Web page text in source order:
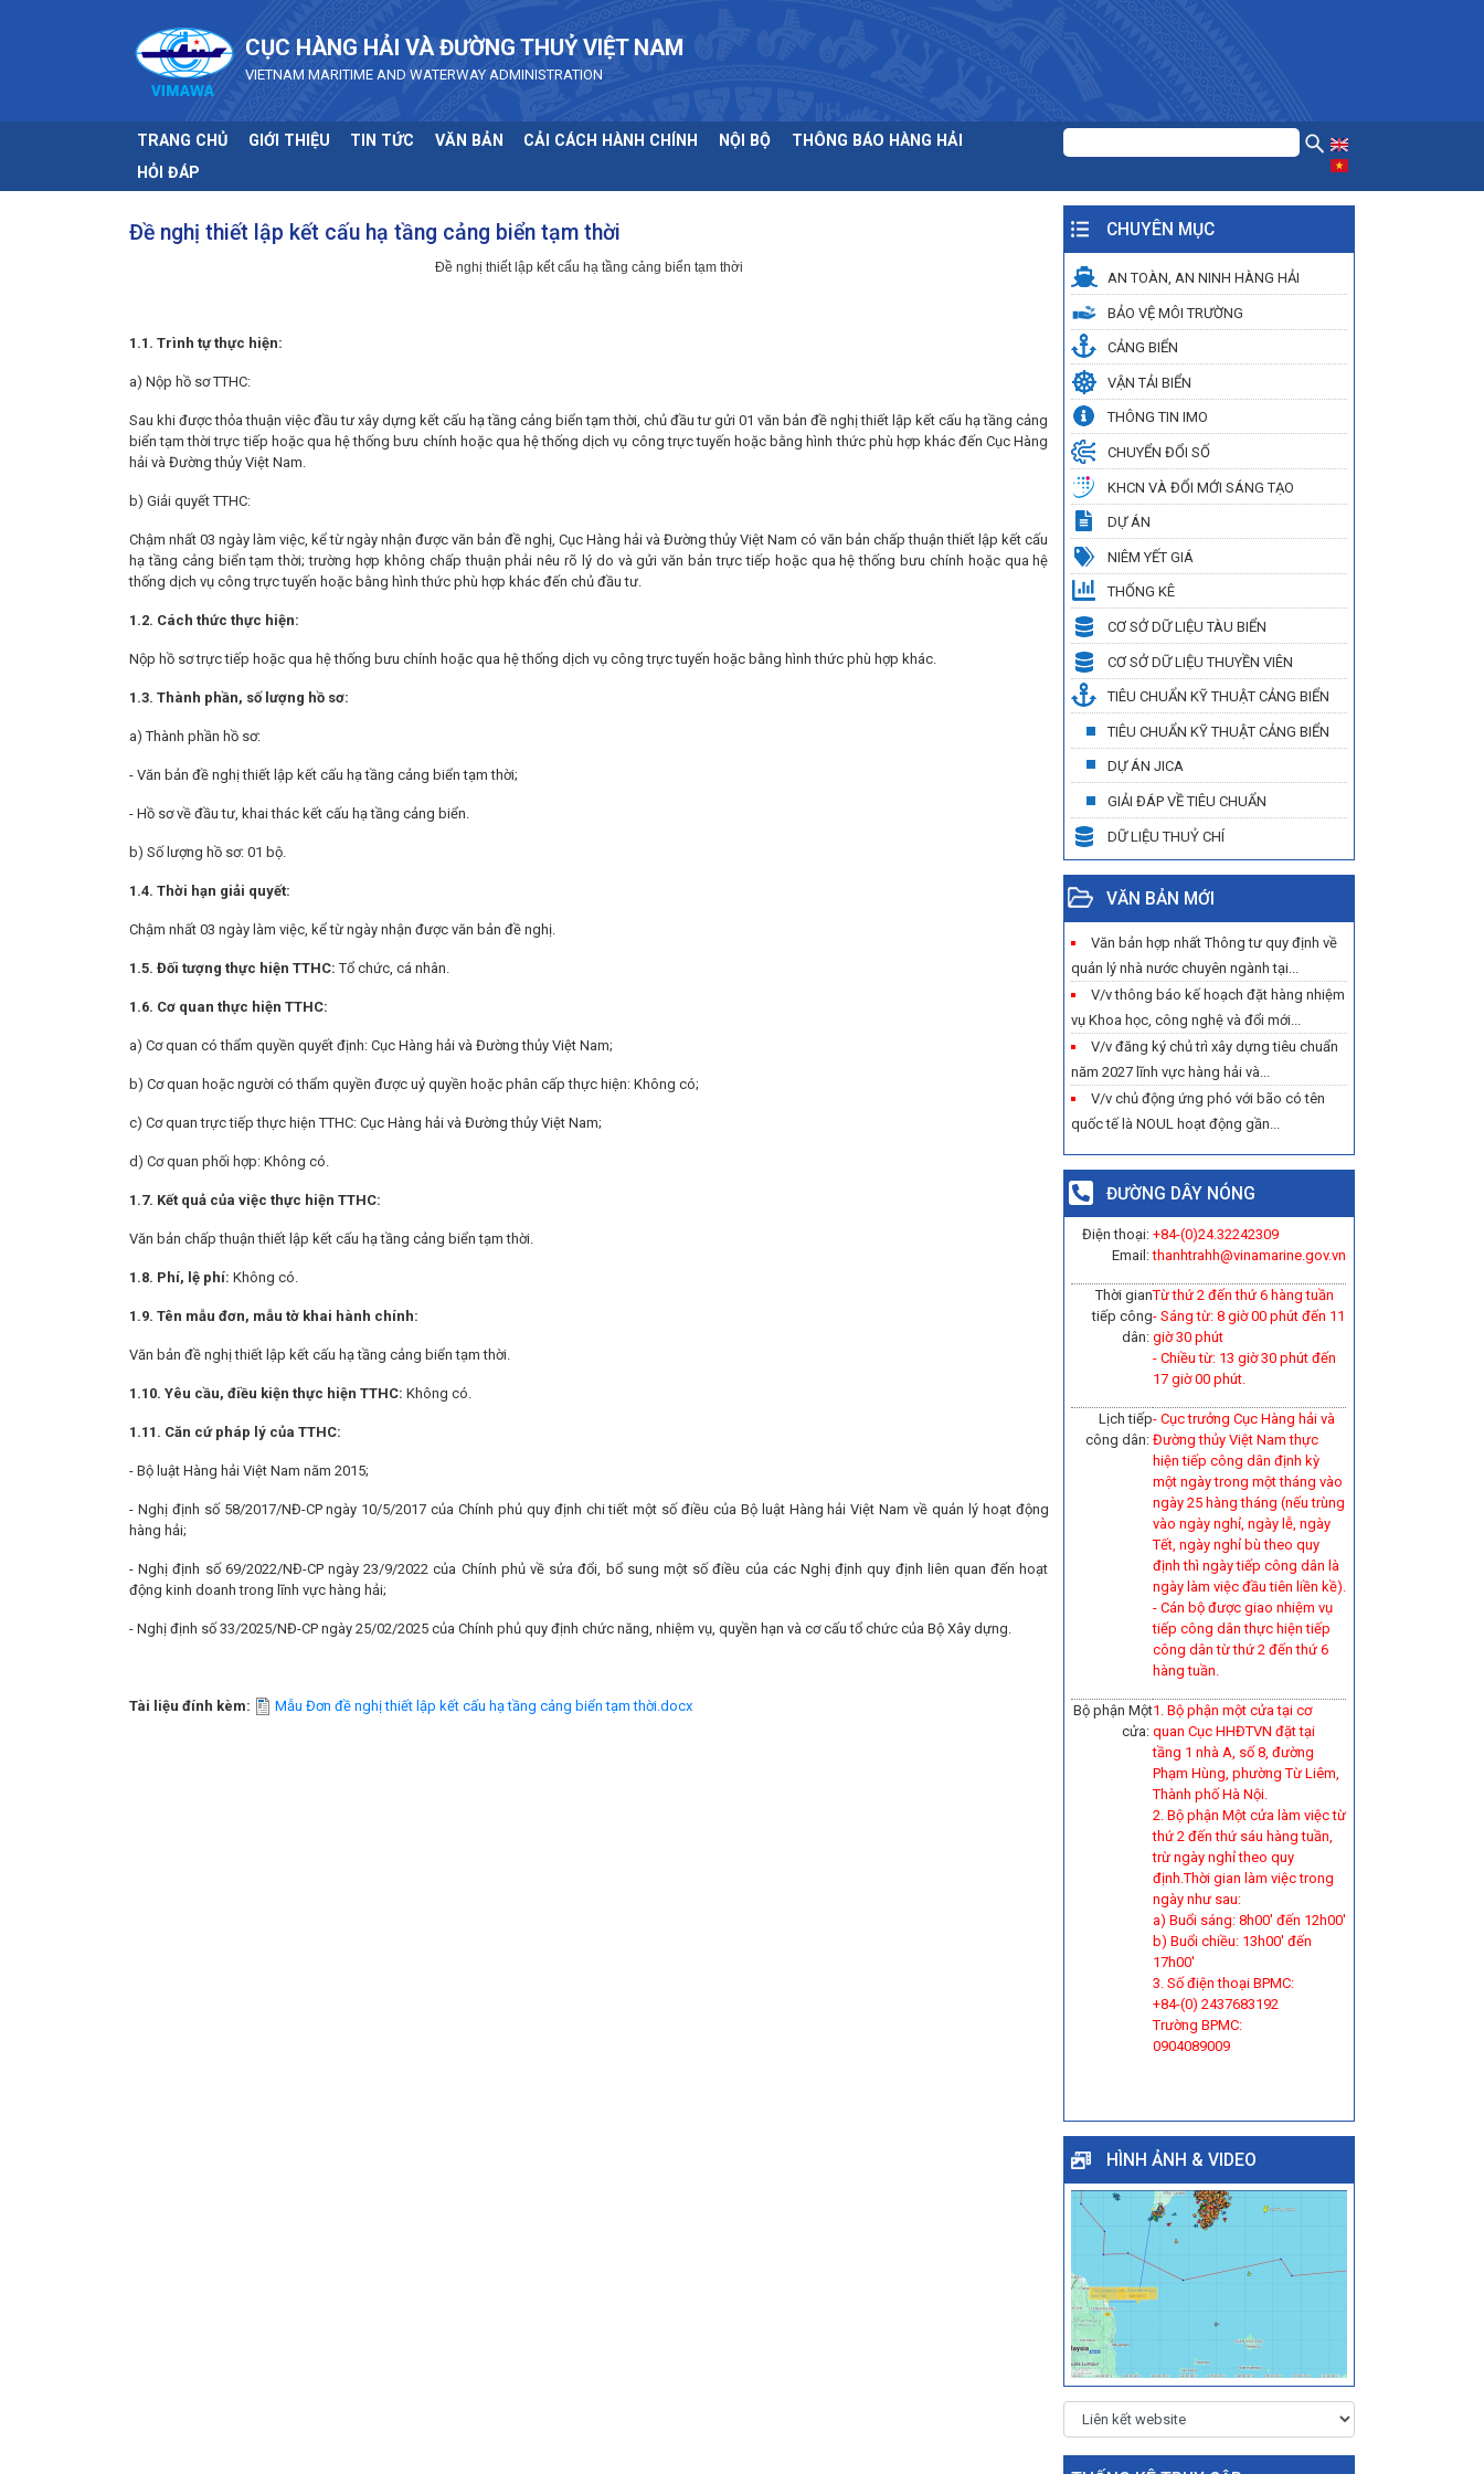
CỤC HÀNG HẢI VÀ ĐƯỜNG THUỶ VIỆT NAM
VIETNAM MARITIME AND WATERWAY ADMINISTRATION
TRANG CHỦ GIỚI THIỆU TIN TỨC VĂN BẢN CẢI CÁCH HÀNH CHÍNH NỘI BỘ
THÔNG BÁO HÀNG HẢI
HỎI ĐÁP
Đề nghị thiết lập kết cấu hạ tầng cảng biển tạm thời
Đề nghị thiết lập kết cấu hạ tầng cảng biển tạm thời
1.1. Trình tự thực hiện:
a) Nộp hồ sơ TTHC:
Sau khi được thỏa thuận việc đầu tư xây dựng kết cấu hạ tầng cảng biển tạm thời, chủ đầu tư gửi 01 văn bản đề nghị thiết lập kết cấu hạ tầng cảng
biển tạm thời trực tiếp hoặc qua hệ thống bưu chính hoặc qua hệ thống dịch vụ công trực tuyến hoặc bằng hình thức phù hợp khác đến Cục Hàng
hải và Đường thủy Việt Nam.
b) Giải quyết TTHC:
Chậm nhất 03 ngày làm việc, kể từ ngày nhận được văn bản đề nghị, Cục Hàng hải và Đường thủy Việt Nam có văn bản chấp thuận thiết lập kết cấu
hạ tầng cảng biển tạm thời; trường hợp không chấp thuận phải nêu rõ lý do và gửi văn bản trực tiếp hoặc qua hệ thống bưu chính hoặc qua hệ
thống dịch vụ công trực tuyến hoặc bằng hình thức phù hợp khác đến chủ đầu tư.
1.2. Cách thức thực hiện:
Nộp hồ sơ trực tiếp hoặc qua hệ thống bưu chính hoặc qua hệ thống dịch vụ công trực tuyến hoặc bằng hình thức phù hợp khác.
1.3. Thành phần, số lượng hồ sơ:
a) Thành phần hồ sơ:
- Văn bản đề nghị thiết lập kết cấu hạ tầng cảng biển tạm thời;
- Hồ sơ về đầu tư, khai thác kết cấu hạ tầng cảng biển.
b) Số lượng hồ sơ: 01 bộ.
1.4. Thời hạn giải quyết:
Chậm nhất 03 ngày làm việc, kể từ ngày nhận được văn bản đề nghị.
1.5. Đối tượng thực hiện TTHC:Tổ chức, cá nhân.
1.6. Cơ quan thực hiện TTHC:
a) Cơ quan có thẩm quyền quyết định: Cục Hàng hải và Đường thủy Việt Nam;
b) Cơ quan hoặc người có thẩm quyền được uỷ quyền hoặc phân cấp thực hiện: Không có;
c) Cơ quan trực tiếp thực hiện TTHC: Cục Hàng hải và Đường thủy Việt Nam;
d) Cơ quan phối hợp: Không có.
1.7. Kết quả của việc thực hiện TTHC:
Văn bản chấp thuận thiết lập kết cấu hạ tầng cảng biển tạm thời.
1.8. Phí, lệ phí: Không có.
1.9. Tên mẫu đơn, mẫu tờ khai hành chính:
Văn bản đề nghị thiết lập kết cấu hạ tầng cảng biển tạm thời.
1.10. Yêu cầu, điều kiện thực hiện TTHC: Không có.
1.11. Căn cứ pháp lý của TTHC:
- Bộ luật Hàng hải Việt Nam năm 2015;
- Nghị định số 58/2017/NĐ-CP ngày 10/5/2017 của Chính phủ quy định chi tiết một số điều của Bộ luật Hàng hải Việt Nam về quản lý hoạt động
hàng hải;
- Nghị định số 69/2022/NĐ-CP ngày 23/9/2022 của Chính phủ về sửa đổi, bổ sung một số điều của các Nghị định quy định liên quan đến hoạt
động kinh doanh trong lĩnh vực hàng hải;
- Nghị định số 33/2025/NĐ-CP ngày 25/02/2025 của Chính phủ quy định chức năng, nhiệm vụ, quyền hạn và cơ cấu tổ chức của Bộ Xây dựng.
Tài liệu đính kèm: Mẫu Đơn đề nghị thiết lập kết cấu hạ tầng cảng biển tạm thời.docx
CHUYÊN MỤC
AN TOÀN, AN NINH HÀNG HẢI
BẢO VỆ MÔI TRƯỜNG
CẢNG BIỂN
VẬN TẢI BIỂN
THÔNG TIN IMO
CHUYỂN ĐỔI SỐ
KHCN VÀ ĐỔI MỚI SÁNG TẠO
DỰ ÁN
NIÊM YẾT GIÁ
THỐNG KÊ
CƠ SỞ DỮ LIỆU TÀU BIỂN
CƠ SỞ DỮ LIỆU THUYỀN VIÊN
TIÊU CHUẨN KỸ THUẬT CẢNG BIỂN
TIÊU CHUẨN KỸ THUẬT CẢNG BIỂN
DỰ ÁN JICA
GIẢI ĐÁP VỀ TIÊU CHUẨN
DỮ LIỆU THUỶ CHÍ
VĂN BẢN MỚI
Văn bản hợp nhất Thông tư quy định về
quản lý nhà nước chuyên ngành tại...
V/v thông báo kế hoạch đặt hàng nhiệm
vụ Khoa học, công nghệ và đổi mới...
V/v đăng ký chủ trì xây dựng tiêu chuẩn
năm 2027 lĩnh vực hàng hải và...
V/v chủ động ứng phó với bão có tên
quốc tế là NOUL hoạt động gần...
ĐƯỜNG DÂY NÓNG
Điện thoại:
Email:
+84-(0)24.32242309
thanhtrahh@vinamarine.gov.vn
Thời gian
tiếp công
dân:
Từ thứ 2 đến thứ 6 hàng tuần
- Sáng từ: 8 giờ 00 phút đến 11
giờ 30 phút
- Chiều từ: 13 giờ 30 phút đến
17 giờ 00 phút.
Lịch tiếp
công dân:
- Cục trưởng Cục Hàng hải và
Đường thủy Việt Nam thực
hiện tiếp công dân định kỳ
một ngày trong một tháng vào
ngày 25 hàng tháng (nếu trùng
vào ngày nghỉ, ngày lễ, ngày
Tết, ngày nghỉ bù theo quy
định thì ngày tiếp công dân là
ngày làm việc đầu tiên liền kề).
- Cán bộ được giao nhiệm vụ
tiếp công dân thực hiện tiếp
công dân từ thứ 2 đến thứ 6
hàng tuần.
Bộ phận Một
cửa:
1. Bộ phận một cửa tại cơ
quan Cục HHĐTVN đặt tại
tầng 1 nhà A, số 8, đường
Phạm Hùng, phường Từ Liêm,
Thành phố Hà Nội.
2. Bộ phận Một cửa làm việc từ
thứ 2 đến thứ sáu hàng tuần,
trừ ngày nghỉ theo quy
định.Thời gian làm việc trong
ngày như sau:
a) Buổi sáng: 8h00' đến 12h00'
b) Buổi chiều: 13h00' đến
17h00'
3. Số điện thoại BPMC:
+84-(0) 2437683192
Trường BPMC:
0904089009
HÌNH ẢNH & VIDEO